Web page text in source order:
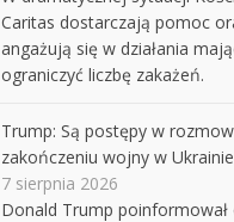
Caritas dostarczają pomoc
angażują się w działania
ograniczyć liczbę zakażeń.
Trump: Są postępy w
zakończeniu wojny w Ukrainie
7 sierpnia 2026
Donald Trump poinformował